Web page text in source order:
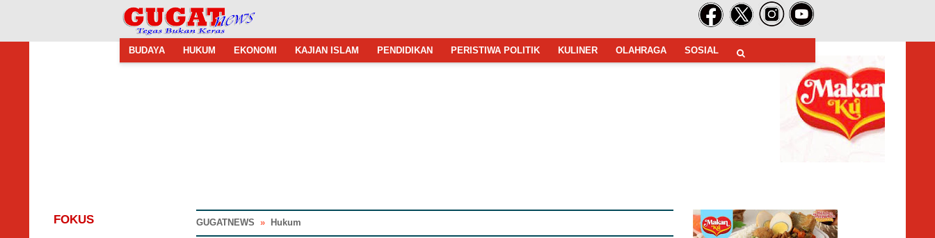
BUDAYA HUKUM EKONOMI KAJIAN ISLAM PENDIDIKAN PERISTIWA POLITIK KULINER OLAHRAGA SOSIAL
FOKUS GUGATNEWS » Hukum